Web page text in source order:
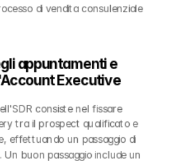
di vendita consulenziale
appuntamenti e
Executive
consiste nel fissare
tra il prospect qualificato e
effettuando un passaggio di
Un buon passaggio include un